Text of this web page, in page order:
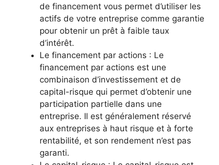
de financement vous permet d’utiliser les
actifs de votre entreprise comme garantie
pour obtenir un prêt à faible taux
d’intérêt.
Le financement par actions : Le
financement par actions est une
combinaison d’investissement et de
capital-risque qui permet d’obtenir une
participation partielle dans une
entreprise. Il est généralement réservé
aux entreprises à haut risque et à forte
rentabilité, et son rendement n’est pas
garanti.